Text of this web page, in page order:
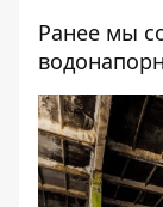
Ранее мы